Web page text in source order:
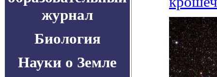
журнал
Биология
Науки о Земле